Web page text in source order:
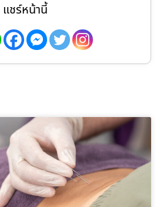
แชร์หน้านี้